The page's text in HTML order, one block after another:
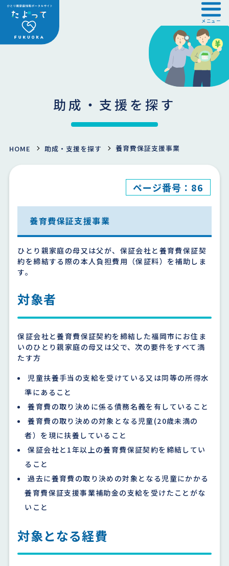
メニュー
助成・支援を探す
HOME 助成・支援を探す 養育費保証支援事業
ページ番号：86
養育費保証支援事業
ひとり親家庭の母又は父が、保証会社と養育費保証契
約を締結する際の本人負担費用（保証料）を補助しま
す。
対象者
保証会社と養育費保証契約を締結した福岡市にお住ま
いのひとり親家庭の母又は父で、次の要件をすべて満
たす方
児童扶養手当の支給を受けている又は同等の所得水
準にあること
養育費の取り決めに係る債務名義を有していること
養育費の取り決めの対象となる児童(20歳未満の
者）を現に扶養していること
保証会社と1年以上の養育費保証契約を締結してい
ること
過去に養育費の取り決めの対象となる児童にかかる
養育費保証支援事業補助金の支給を受けたことがな
いこと
対象となる経費